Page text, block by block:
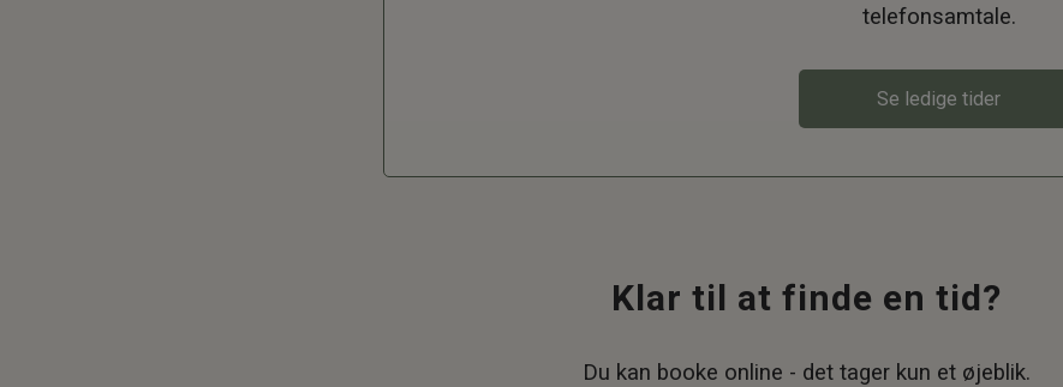
telefonsamtale.
Se ledige tider
Klar til at finde en tid?
Du kan booke online - det tager kun et øjeblik.